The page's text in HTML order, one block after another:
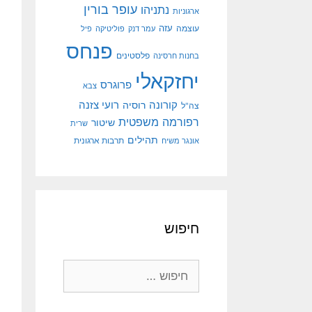
ארגוניות נתניהו עופר בורין
עוצמה עזה עמר דנק פוליטיקה פיל
בחנות חרסינה פלסטינים פנחס
יחזקאלי פרוגרס צבא
צה"ל קורונה רוסיה רועי צזנה
רפורמה משפטית שיטור שרית
אונגר משיח תהילים תרבות ארגונית
חיפוש